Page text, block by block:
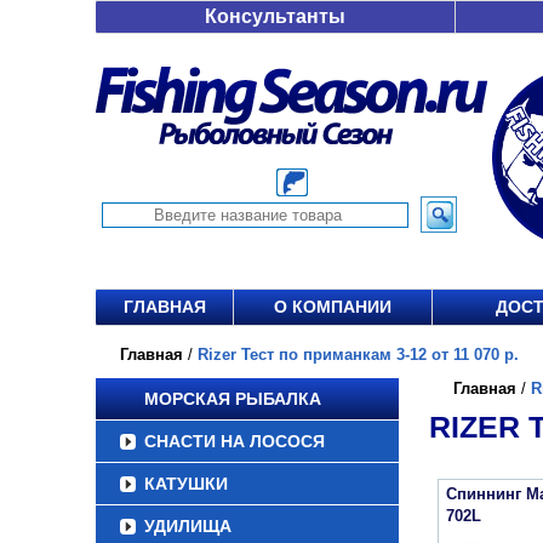
Консультанты
ГЛАВНАЯ О КОМПАНИИ
Главная / Rizer Тест по приманкам 3-12 от 11 070 р.
МОРСКАЯ РЫБАЛКА
СНАСТИ НА ЛОСОСЯ
КАТУШКИ
УДИЛИЩА
Главная /
RIZER
Спиннинг
702L